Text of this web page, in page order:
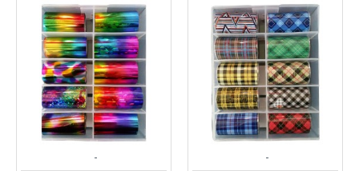
- -